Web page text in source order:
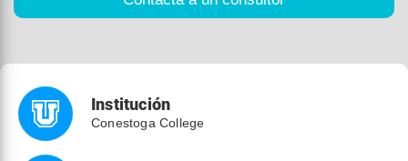
Institución
Conestoga College